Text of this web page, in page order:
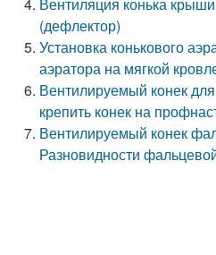
(дефлектор)
Установка конькового
аэратора на мягкой
Вентилируемый конек
крепить конек на
Вентилируемый конек
Разновидности